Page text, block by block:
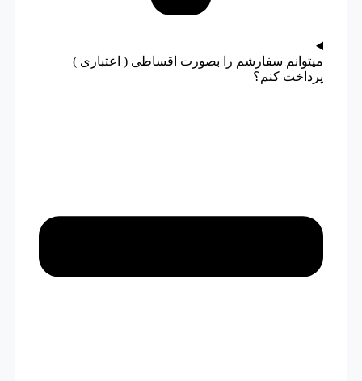
میتوانم سفارشم را بصورت اقساطی ( اعتباری )
پرداخت کنم؟